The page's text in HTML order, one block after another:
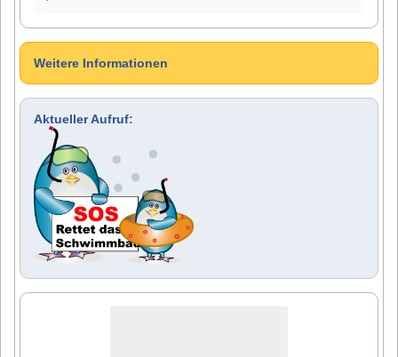
Weitere Informationen
Aktueller Aufruf: